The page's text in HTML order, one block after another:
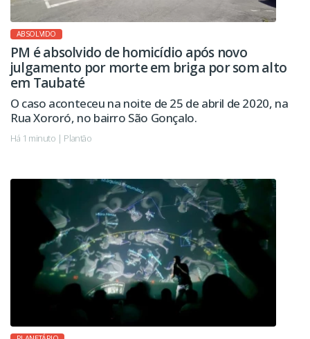
ABSOLVIDO
PM é absolvido de homicídio após novo
julgamento por morte em briga por som alto
em Taubaté
O caso aconteceu na noite de 25 de abril de 2020, na
Rua Xororó, no bairro São Gonçalo.
Há 1 minuto | Plantão